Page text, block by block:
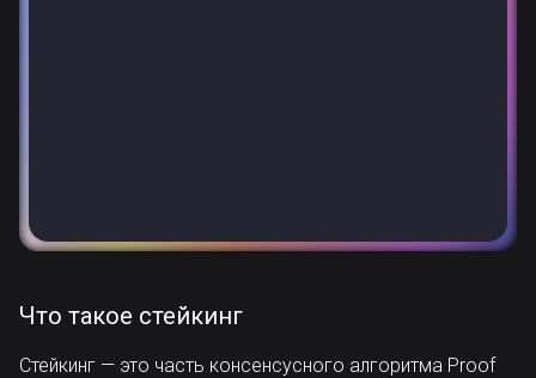
Что такое стейкинг
Стейкинг — это часть консенсусного алгоритма Proof